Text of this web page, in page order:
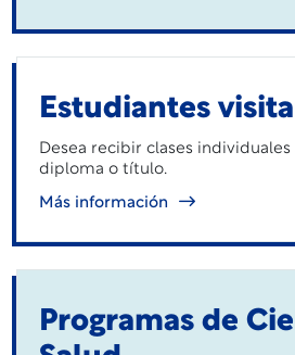
Estudiantes
Desea recibir clases
diploma o título.
Más información
Programas de